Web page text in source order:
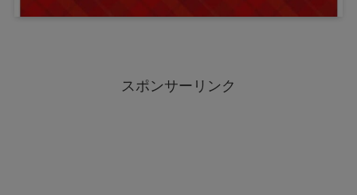
スポンサーリンク